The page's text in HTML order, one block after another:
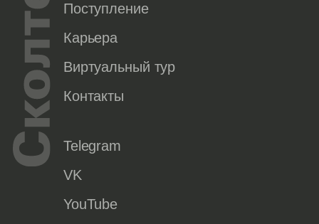
Поступление
Карьера
Виртуальный тур
Контакты
Telegram
VK
YouTube